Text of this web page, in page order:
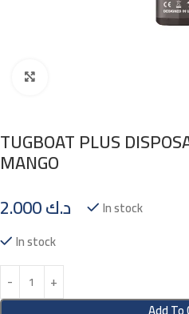
TUGBOAT PLUS
MANGO
د.ك
In stock
In stock